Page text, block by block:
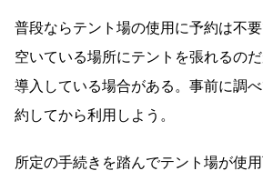
普段ならテント場の使用に予約は不
空いている場所にテントを張れるの
導入している場合がある。事前に調
約してから利用しよう。
所定の手続きを踏んでテント場が使